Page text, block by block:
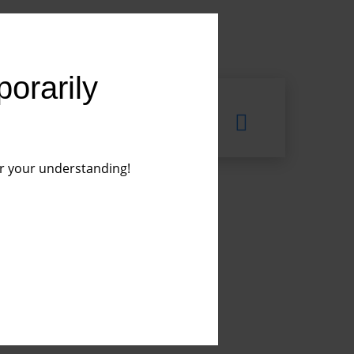
your understanding!